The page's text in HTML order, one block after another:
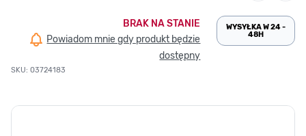
BRAK NA STANIE
Powiadom mnie gdy produkt będzie
dostępny
SKU: 03724183
WYSYŁKA W 24 -
48H